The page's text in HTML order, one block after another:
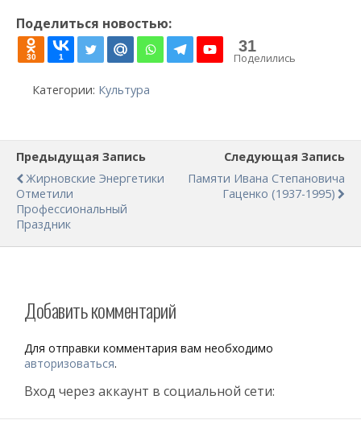
Поделиться новостью:
30 1
31
Поделились
Категории: Культура
Предыдущая Запись
Жирновские Энергетики
Отметили
Профессиональный
Праздник
Следующая Запись
Памяти Ивана Степановича
Гаценко (1937-1995)
Добавить комментарий
Для отправки комментария вам необходимо
авторизоваться.
Вход через аккаунт в социальной сети: